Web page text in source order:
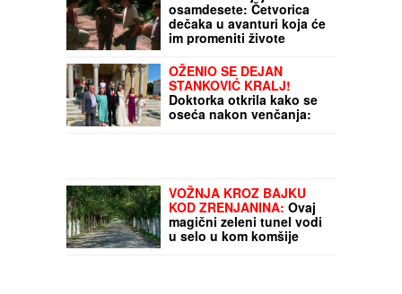
Kultni film koji je obeležio
osamdesete: Četvorica
dečaka u avanturi koja će
im promeniti živote